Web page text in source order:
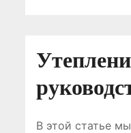
В этой статье